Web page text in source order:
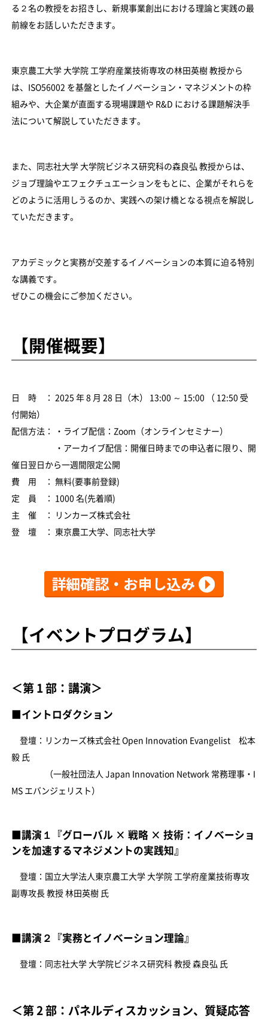
る２名の教授をお招きし、新規事業創出における理論と実践の最
前線をお話しいただきます。
東京農工大学 大学院 工学府産業技術専攻の林田英樹 教授から
は、ISO56002 を基盤としたイノベーション・マネジメントの枠
組みや、大企業が直面する現場課題や R&D における課題解決手
法について解説していただきます。
また、同志社大学 大学院ビジネス研究科の森良弘 教授からは、
ジョブ理論やエフェクチュエーションをもとに、企業がそれらを
どのように活用しうるのか、実践への架け橋となる視点を解説し
ていただきます。
アカデミックと実務が交差するイノベーションの本質に迫る特別
な講義です。
ぜひこの機会にご参加ください。
【開催概要】
日 時 ： 2025 年 8 月 28 日（木） 13:00 ～ 15:00 （ 12:50 受
付開始）
配信方法： ・ライブ配信：Zoom（オンラインセミナー）
・アーカイブ配信：開催日時までの申込者に限り、開
催日翌日から一週間限定公開
費 用 ： 無料(要事前登録)
定 員 ： 1000 名(先着順)
主 催 ： リンカーズ株式会社
登 壇 ： 東京農工大学、同志社大学
【イベントプログラム】
＜第 1 部：講演＞
■イントロダクション
登壇：リンカーズ株式会社 Open Innovation Evangelist 松本
毅 氏
（一般社団法人 Japan Innovation Network 常務理事・I
MS エバンジェリスト）
■講演１『グローバル × 戦略 × 技術：イノベーショ
ンを加速するマネジメントの実践知』
登壇：国立大学法人東京農工大学 大学院 工学府産業技術専攻
副専攻長 教授 林田英樹 氏
■講演２『実務とイノベーション理論』
登壇：同志社大学 大学院ビジネス研究科 教授 森良弘 氏
＜第 2 部：パネルディスカッション、質疑応答